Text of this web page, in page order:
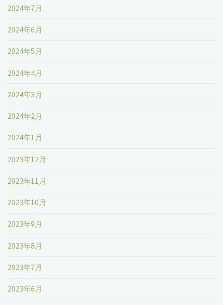
2024年7月
2024年6月
2024年5月
2024年4月
2024年3月
2024年2月
2024年1月
2023年12月
2023年11月
2023年10月
2023年9月
2023年8月
2023年7月
2023年6月